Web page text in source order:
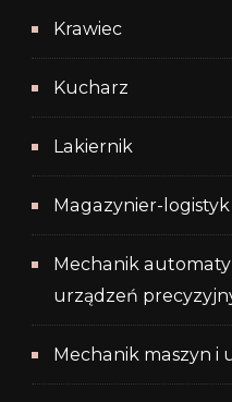
Krawiec
Kucharz
Lakiernik
Magazynier-logistyk
Mechanik
urządzeń
Mechanik maszyn i